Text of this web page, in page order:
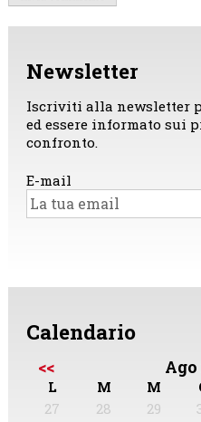
Newsletter
Iscriviti alla newsletter
ed essere informato sui
confronto.
E-mail
Calendario
<< Ago
L M M
27
28 29